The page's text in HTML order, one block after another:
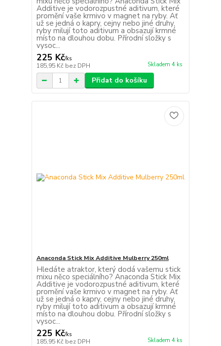
Additive je vodorozpustné aditivum, které
promění vaše krmivo v magnet na ryby. Ať
už se jedná o kapry, cejny nebo jiné druhy,
ryby milují toto aditivum a obsazují krmné
místo na dlouhou dobu. Přírodní složky s
vysoc...
225 Kč/ks
185,95 Kč bez DPH Skladem 4 ks
Přidat do košíku
Anaconda Stick Mix Additive Mulberry 250ml
Hledáte atraktor, který dodá vašemu stick
mixu něco speciálního? Anaconda Stick Mix
Additive je vodorozpustné aditivum, které
promění vaše krmivo v magnet na ryby. Ať
už se jedná o kapry, cejny nebo jiné druhy,
ryby milují toto aditivum a obsazují krmné
místo na dlouhou dobu. Přírodní složky s
vysoc...
225 Kč/ks
185,95 Kč bez DPH Skladem 4 ks